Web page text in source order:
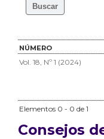
NÚMERO
Vol. 18, Nº 1 (2024)
Elementos 0 - 0 de 1
Consejos